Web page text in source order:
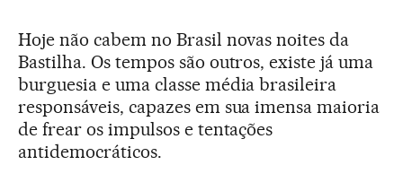
Hoje não cabem no Brasil novas noites da
Bastilha. Os tempos são outros, existe já uma
burguesia e uma classe média brasileira
responsáveis, capazes em sua imensa maioria
de frear os impulsos e tentações
antidemocráticos.